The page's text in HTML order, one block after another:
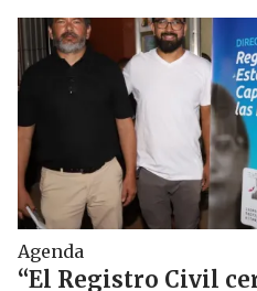
Agenda
“El Registro Civil